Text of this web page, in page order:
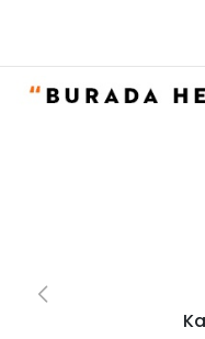
Bu fiyat perakende
Evidea tarafından